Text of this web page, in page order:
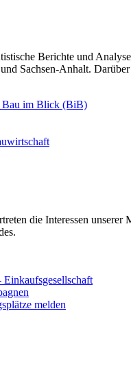
Berichte und
Sachsen-Anhalt.
Bau im Blick (BiB)
die Interessen
melden